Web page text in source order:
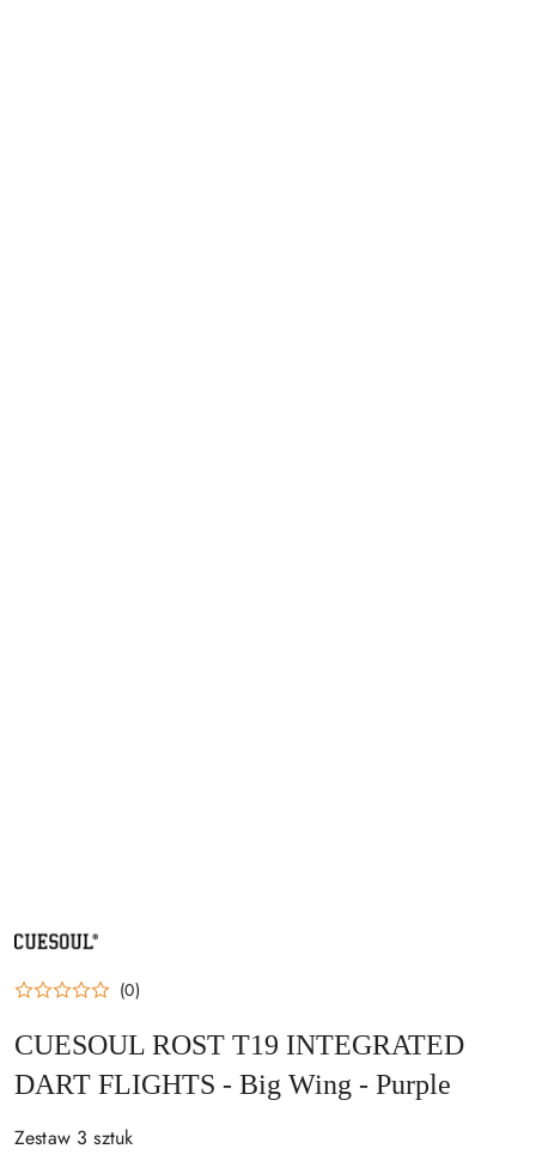
PRODUCENTA:
(0)
CUESOUL ROST T19 INTEGRATED
DART FLIGHTS - Big Wing - Purple
Zestaw 3 sztuk